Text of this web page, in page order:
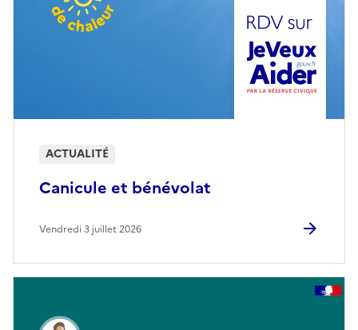
Canicule et bénévolat
ACTUALITÉ
Vendredi 3 juillet 2026